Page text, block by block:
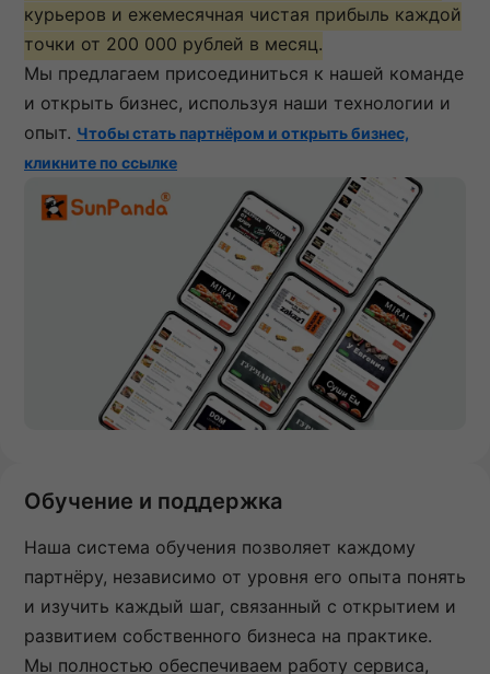
курьеров и ежемесячная чистая прибыль каждой
точки от 200 000 рублей в месяц.
Мы предлагаем присоединиться к нашей команде
и открыть бизнес, используя наши технологии и
опыт. Чтобы стать партнёром и открыть бизнес,
кликните по ссылке
Обучение и поддержка
Наша система обучения позволяет каждому
партнёру, независимо от уровня его опыта понять
и изучить каждый шаг, связанный с открытием и
развитием собственного бизнеса на практике.
Мы полностью обеспечиваем работу сервиса,